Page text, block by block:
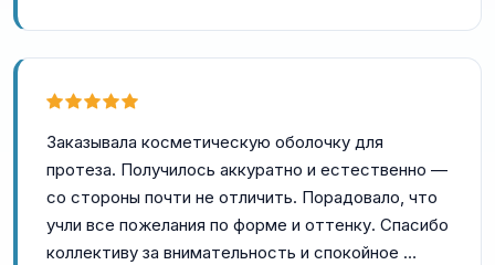
Заказывала косметическую оболочку для
протеза. Получилось аккуратно и естественно —
со стороны почти не отличить. Порадовало, что
учли все пожелания по форме и оттенку. Спасибо
коллективу за внимательность и спокойное …